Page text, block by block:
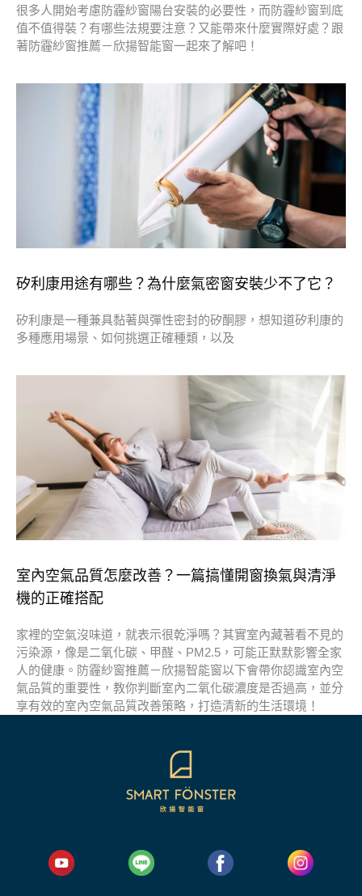
很多人開始考慮防霾紗窗陽台安裝的必要性，而防霾紗窗到底
值不值得裝？有哪些法規要注意？又能帶來什麼實際好處？跟
著防霾紗窗推薦－欣揚智能窗一起來了解吧！
矽利康用途有哪些？為什麼氣密窗安裝少不了它？
矽利康是一種兼具黏著與彈性密封的矽酮膠，想知道矽利康的
多種應用場景、如何挑選正確種類，以及
室內空氣品質怎麼改善？一篇搞懂開窗換氣與清淨
機的正確搭配
家裡的空氣沒味道，就表示很乾淨嗎？其實室內藏著看不見的
污染源，像是二氧化碳、甲醛、PM2.5，可能正默默影響全家
人的健康。防霾紗窗推薦－欣揚智能窗以下會帶你認識室內空
氣品質的重要性，教你判斷室內二氧化碳濃度是否過高，並分
享有效的室內空氣品質改善策略，打造清新的生活環境！